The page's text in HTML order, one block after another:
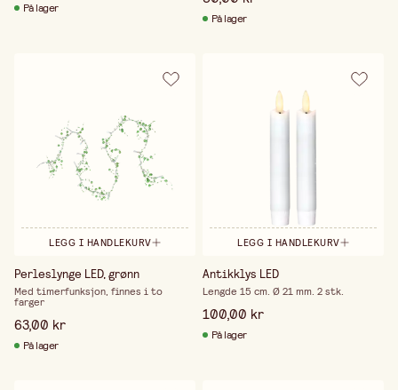
På lager
På lager
LEGG I HANDLEKURV
Perleslynge LED, grønn
Med timerfunksjon, finnes i to
farger
63,00 kr
På lager
LEGG I HANDLEKURV
Antikklys LED
Lengde 15 cm. Ø 21 mm. 2 stk.
100,00 kr
På lager